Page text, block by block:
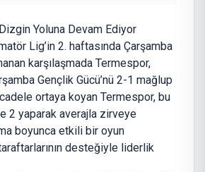
Yoluna Devam Ediyor
Lig’in 2. haftasında Çarşamba
karşılaşmada Termespor,
Gençlik Gücü’nü 2-1 mağlup
ortaya koyan Termespor, bu
2 yaparak averajla zirveye
boyunca etkili bir oyun
desteğiyle liderlik